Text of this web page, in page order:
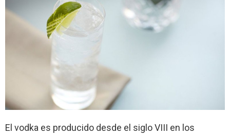
El vodka es producido desde el siglo VIII en los